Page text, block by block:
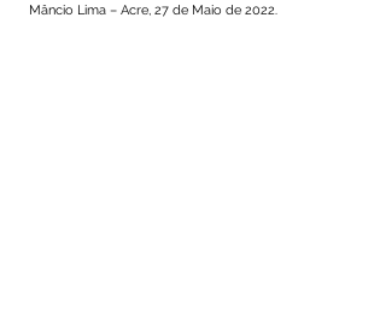
Mâncio Lima – Acre, 27 de Maio de 2022.